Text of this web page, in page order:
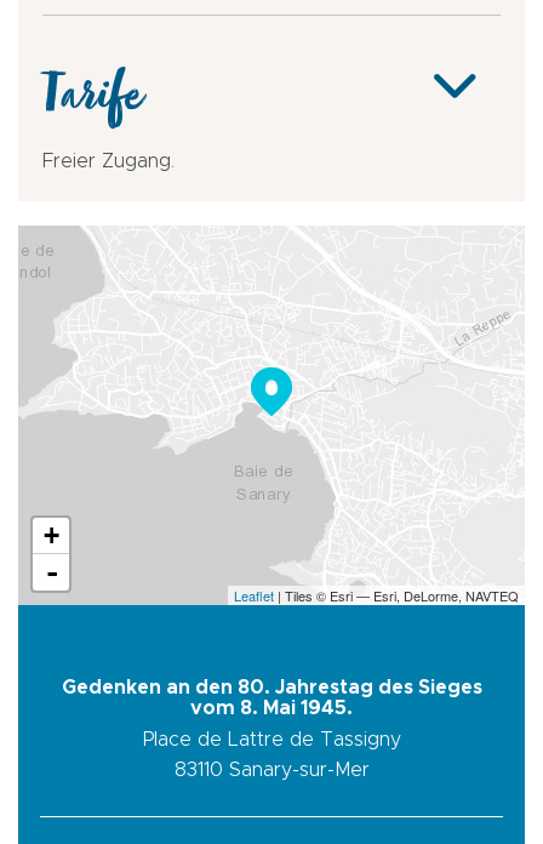
Tarife
Freier Zugang.
+
-
Leaflet | Tiles © Esri — Esri, DeLorme, NAVTEQ
Gedenken an den 80. Jahrestag des Sieges
vom 8. Mai 1945.
Place de Lattre de Tassigny
83110 Sanary-sur-Mer